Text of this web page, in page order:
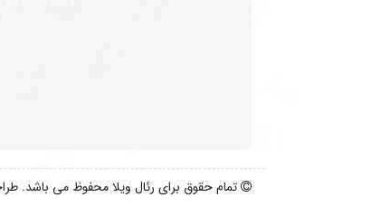
تمام حقوق برای رئال ویلا محفوظ می باشد.